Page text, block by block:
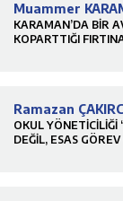
Muammer
KARAMAN’DA BİR
KOPARTTIĞI
Ramazan
OKUL YÖNETİCİLİĞİ
DEĞİL, ESAS